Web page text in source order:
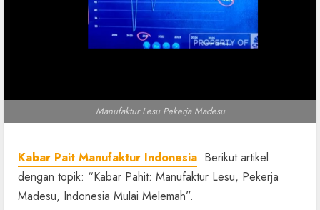
Manufaktur Lesu Pekerja Madesu
Kabar Pait Manufaktur Indonesia Berikut artikel
dengan topik: “Kabar Pahit: Manufaktur Lesu, Pekerja
Madesu, Indonesia Mulai Melemah”.